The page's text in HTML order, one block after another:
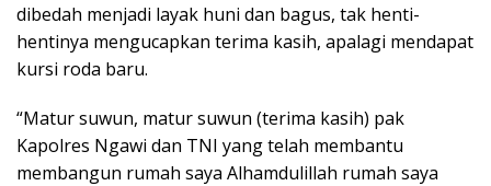
dibedah menjadi layak huni dan bagus, tak henti-
hentinya mengucapkan terima kasih, apalagi mendapat
kursi roda baru.
“Matur suwun, matur suwun (terima kasih) pak
Kapolres Ngawi dan TNI yang telah membantu
membangun rumah saya Alhamdulillah rumah saya